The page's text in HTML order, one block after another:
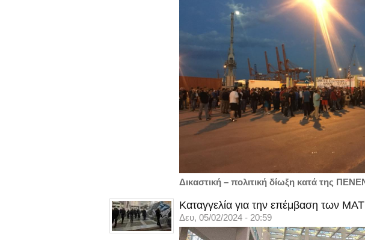
Δικαστική – πολιτική δίωξη κατά της
Καταγγελία για την επέμβαση των
Δευ, 05/02/2024 - 20:59